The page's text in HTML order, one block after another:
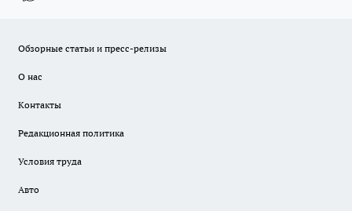
Обзорные статьи и пресс-релизы
О нас
Контакты
Редакционная политика
Условия труда
Авто